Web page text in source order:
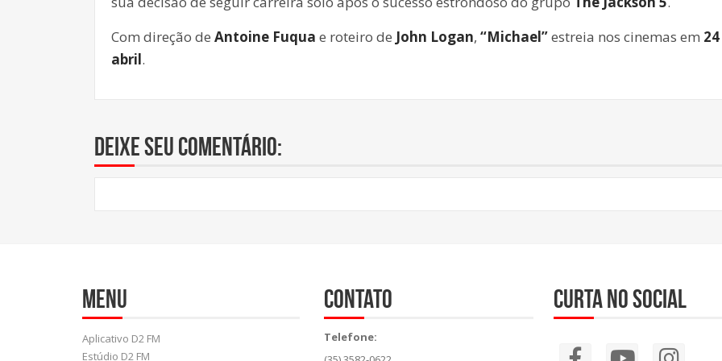
Com direção de Antoine Fuqua e roteiro de John Logan, “Michael”estreia nos cinemas em
abril.
Deixe seu comentário:
Menu
Aplicativo D2 FM
Estúdio D2 FM
Contato
Telefone:
Curta no social